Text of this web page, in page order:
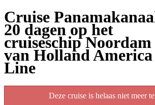
Cruise
20 dagen op het
cruiseschip Noordam
van Holland America
Line
Deze cruise is helaas niet meer